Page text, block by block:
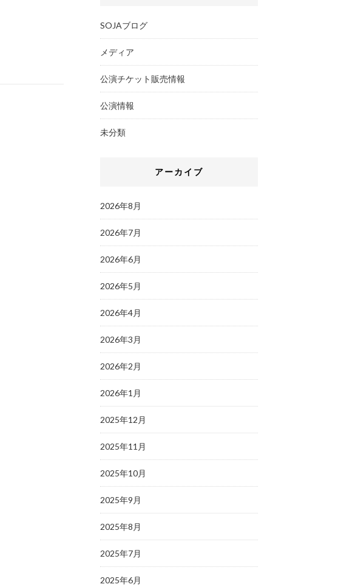
SOJAブログ
メディア
公演チケット販売情報
公演情報
未分類
アーカイブ
2026年8月
2026年7月
2026年6月
2026年5月
2026年4月
2026年3月
2026年2月
2026年1月
2025年12月
2025年11月
2025年10月
2025年9月
2025年8月
2025年7月
2025年6月